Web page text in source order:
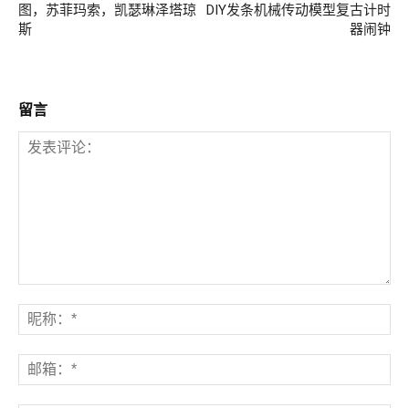
图，苏菲玛索，凯瑟琳泽塔琼
斯
DIY发条机械传动模型复古计时
器闹钟
留言